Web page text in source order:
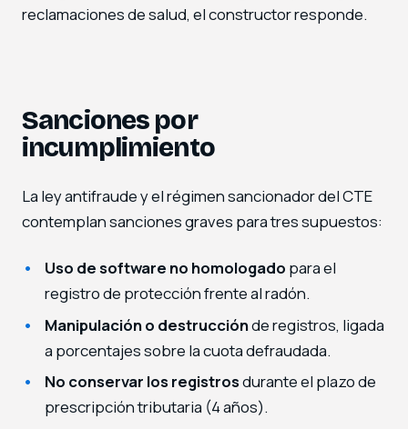
reclamaciones de salud, el constructor responde.
Sanciones por
incumplimiento
La ley antifraude y el régimen sancionador del CTE
contemplan sanciones graves para tres supuestos:
Uso de software no homologado para el
registro de protección frente al radón.
Manipulación o destrucciónde registros, ligada
a porcentajes sobre la cuota defraudada.
No conservar los registrosdurante el plazo de
prescripción tributaria (4 años).